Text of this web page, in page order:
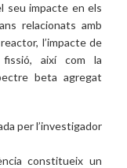
seu impacte en els
relacionats amb
l’impacte de
així com la
beta agregat
per l’investigador
constitueix un